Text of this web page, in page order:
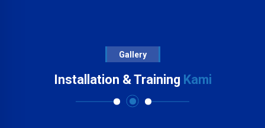
Gallery
Installation & Training Kami